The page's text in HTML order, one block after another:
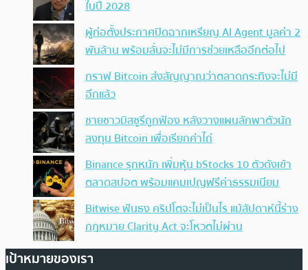
ในปี 2028
ผู้ก่อตั้งประกาศปิดฉากเหรียญ AI Agent มูลค่า 2
พันล้าน พร้อมลั่นจะไม่มีการช่วยเหลืออีกต่อไป
กราฟ Bitcoin ส่งสัญญาณว่าตลาดกระทิงจะไม่มี
อีกแล้ว
ชายชาวมิสซูรีถูกฟ้อง หลังวางแผนลักพาตัวนัก
ลงทุน Bitcoin เพื่อเรียกค่าไถ่
Binance รุกหนัก เพิ่มหุ้น bStocks 10 ตัวดังเข้า
ตลาดสปอต พร้อมแคมเปญฟรีค่าธรรมเนียม
Bitwise ฟันธง คริปโตจะไม่เป็นไร แม้สัปดาห์นี้ร่าง
กฎหมาย Clarity Act จะโหวตไม่ผ่าน
เป้าหมายของเรา